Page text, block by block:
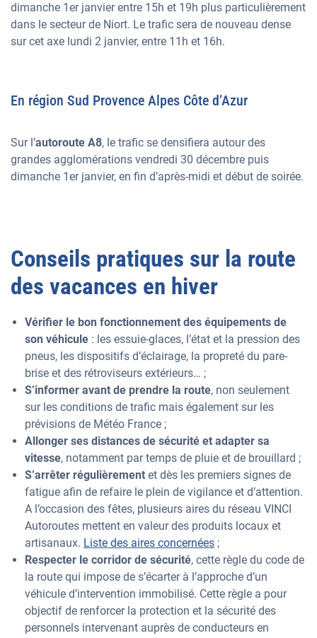
dimanche 1er janvier entre 15h et 19h plus particulièrement
dans le secteur de Niort. Le trafic sera de nouveau dense
sur cet axe lundi 2 janvier, entre 11h et 16h.
En région Sud Provence Alpes Côte d’Azur
Sur l’autoroute A8, le trafic se densifiera autour des
grandes agglomérations vendredi 30 décembre puis
dimanche 1er janvier, en fin d’après-midi et début de soirée.
Conseils pratiques sur la route
des vacances en hiver
Vérifier le bon fonctionnement des équipements de
son véhicule : les essuie-glaces, l’état et la pression des
pneus, les dispositifs d’éclairage, la propreté du pare-
brise et des rétroviseurs extérieurs… ;
S’informer avant de prendre la route, non seulement
sur les conditions de trafic mais également sur les
prévisions de Météo France ;
Allonger ses distances de sécurité et adapter sa
vitesse, notamment par temps de pluie et de brouillard ;
S’arrêter régulièrement et dès les premiers signes de
fatigue afin de refaire le plein de vigilance et d’attention.
A l’occasion des fêtes, plusieurs aires du réseau VINCI
Autoroutes mettent en valeur des produits locaux et
artisanaux. Liste des aires concernées ;
Respecter le corridor de sécurité, cette règle du code de
la route qui impose de s’écarter à l’approche d’un
véhicule d’intervention immobilisé. Cette règle a pour
objectif de renforcer la protection et la sécurité des
personnels intervenant auprès de conducteurs en